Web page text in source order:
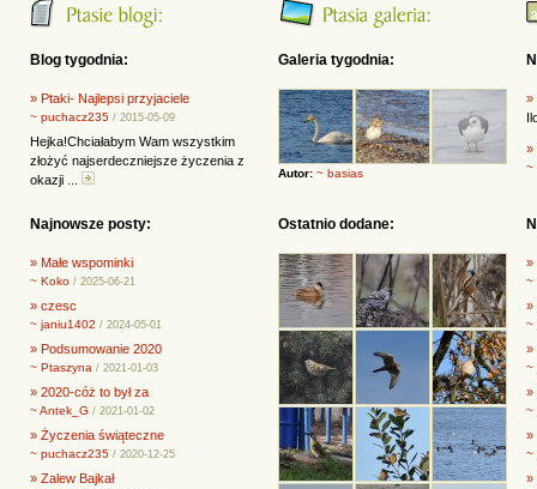
Blog tygodnia:
» Ptaki- Najlepsi przyjaciele
~ puchacz235 / 2015-05-09
Hejka!Chciałabym Wam wszystkim
złożyć najserdeczniejsze życzenia z
okazji ...
Najnowsze posty:
» Małe wspominki
~ Koko / 2025-06-21
» czesc
~ janiu1402 / 2024-05-01
» Podsumowanie 2020
~ Ptaszyna / 2021-01-03
» 2020-cóż to był za
~ Antek_G / 2021-01-02
» Życzenia świąteczne
~ puchacz235 / 2020-12-25
» Zalew Bajkał
Galeria tygodnia:
Autor: ~ basias
Ostatnio dodane:
»
»
~
»
~
»
~
»
~
»
~
»
~
»